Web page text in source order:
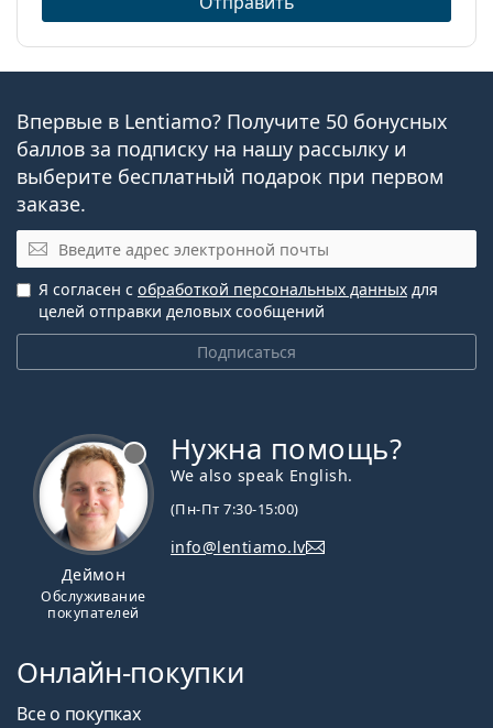
Впервые в Lentiamo? Получите 50 бонусных
баллов за подписку на нашу рассылку и
выберите бесплатный подарок при первом
заказе.
Эл. почта
Подписаться
Я согласен с обработкой персональных данных для
целей отправки деловых сообщений
Деймон
Обслуживание
покупателей
Нужна помощь?
We also speak English.
(Пн-Пт 7:30-15:00)
info@lentiamo.lv
Онлайн-покупки
Все о покупках